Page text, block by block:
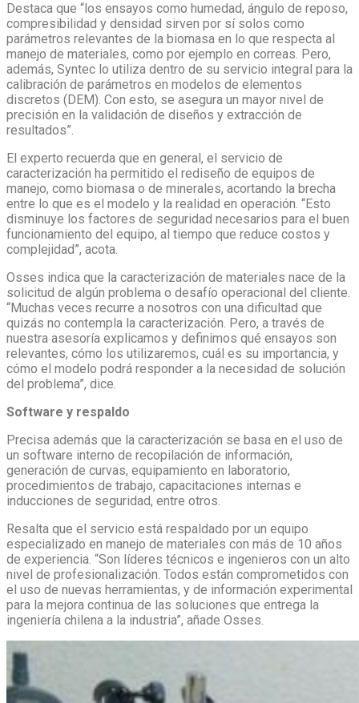
Destaca que “los ensayos como humedad, ángulo de reposo,
compresibilidad y densidad sirven por sí solos como
parámetros relevantes de la biomasa en lo que respecta al
manejo de materiales, como por ejemplo en correas. Pero,
además, Syntec lo utiliza dentro de su servicio integral para la
calibración de parámetros en modelos de elementos
discretos (DEM). Con esto, se asegura un mayor nivel de
precisión en la validación de diseños y extracción de
resultados”.
El experto recuerda que en general, el servicio de
caracterización ha permitido el rediseño de equipos de
manejo, como biomasa o de minerales, acortando la brecha
entre lo que es el modelo y la realidad en operación. “Esto
disminuye los factores de seguridad necesarios para el buen
funcionamiento del equipo, al tiempo que reduce costos y
complejidad”, acota.
Osses indica que la caracterización de materiales nace de la
solicitud de algún problema o desafío operacional del cliente.
“Muchas veces recurre a nosotros con una dificultad que
quizás no contempla la caracterización. Pero, a través de
nuestra asesoría explicamos y definimos qué ensayos son
relevantes, cómo los utilizaremos, cuál es su importancia, y
cómo el modelo podrá responder a la necesidad de solución
del problema”, dice.
Software y respaldo
Precisa además que la caracterización se basa en el uso de
un software interno de recopilación de información,
generación de curvas, equipamiento en laboratorio,
procedimientos de trabajo, capacitaciones internas e
inducciones de seguridad, entre otros.
Resalta que el servicio está respaldado por un equipo
especializado en manejo de materiales con más de 10 años
de experiencia. “Son líderes técnicos e ingenieros con un alto
nivel de profesionalización. Todos están comprometidos con
el uso de nuevas herramientas, y de información experimental
para la mejora continua de las soluciones que entrega la
ingeniería chilena a la industria”, añade Osses.